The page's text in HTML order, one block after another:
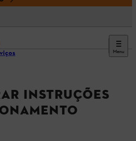
Menu
INSTRUÇÕES